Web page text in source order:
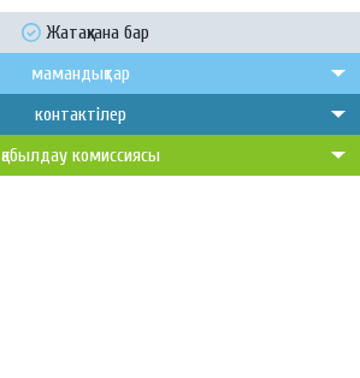
Жатақхана бар
мамандықтар
контактілер
қабылдау комиссиясы